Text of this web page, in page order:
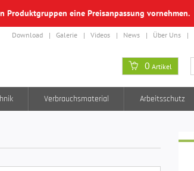
eine Preisanpassung vornehmen.
Download Galerie Videos News Über Uns
0 Artikel
Verbrauchsmaterial Arbeitsschutz